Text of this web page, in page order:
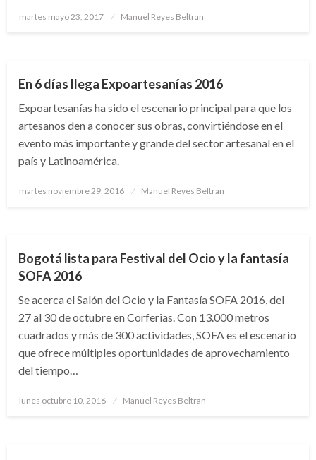
Publicado
martes mayo 23, 2017 Manuel Reyes Beltran
En 6 días llega Expoartesanías 2016
Expoartesanías ha sido el escenario principal para que los
artesanos den a conocer sus obras, convirtiéndose en el
evento más importante y grande del sector artesanal en el
país y Latinoamérica.
Publicado
martes noviembre 29, 2016 Manuel Reyes Beltran
Bogotá lista para Festival del Ocio y la fantasía
SOFA 2016
Se acerca el Salón del Ocio y la Fantasía SOFA 2016, del
27 al 30 de octubre en Corferias. Con 13.000 metros
cuadrados y más de 300 actividades, SOFA es el escenario
que ofrece múltiples oportunidades de aprovechamiento
del tiempo…
Publicado
lunes octubre 10, 2016 Manuel Reyes Beltran